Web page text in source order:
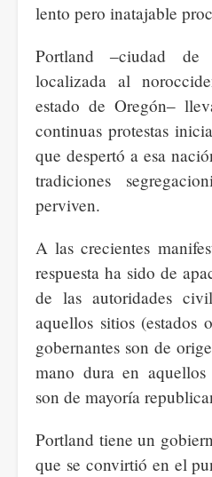
lento pero inatajable
Portland ‒ciudad de
localizada al
estado de Oregón‒
continuas protestas
que despertó a esa
tradiciones
perviven.
A las crecientes
respuesta ha sido de
de las autoridades
aquellos sitios (estados
gobernantes son de
mano dura en
son de mayoría
Portland tiene un
que se convirtió en el